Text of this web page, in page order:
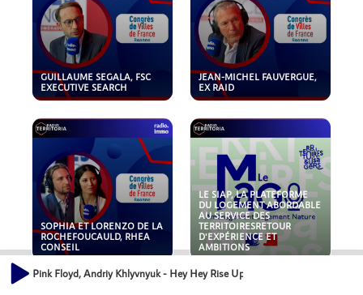
GUILLAUME SEGALA, FSC
EXECUTIVE SEARCH
JEAN-MICHEL FAUVERGUE,
EX RAID
SOPHIA ET LORENZO DE LA
ROCHEFOUCAULD, RHEA
CONSEIL
LE SIAP, LA PLATEFORME
DU LOGEMENT ABORDABLE
AU SERVICE DES
TERRITOIRESRETOUR
D'EXPÉRIENCE ET
AMBITIONS
Pink Floyd, Andriy Khlyvnyuk - Hey Hey Rise Up (feat. Andriy